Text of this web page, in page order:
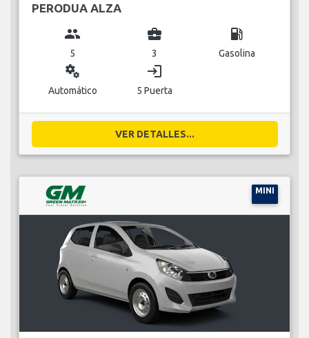
PERODUA ALZA
group
5
business_center
3
local_gas_station
Gasolina
miscellaneous_services
Automático
login
5 Puerta
VER DETALLES...
MINI